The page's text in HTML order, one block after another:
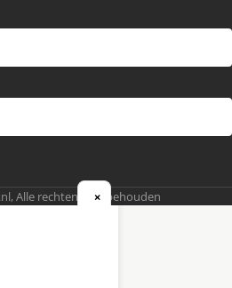
Alle rechten voorbehouden
×